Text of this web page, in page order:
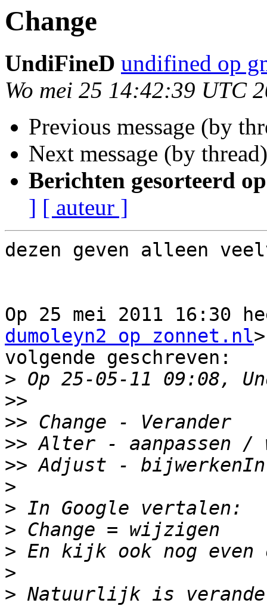
Change
UndiFineD undifined op
Wo mei 25 14:42:39 UTC
Previous message (by
Next message (by
Berichten gesorteerd
] [ auteur ]
dezen geven alleen
Op 25 mei 2011 16:30
dumoleyn2 op zonnet.nl
volgende geschreven:
>
>>
>>
>>
>>
>
>
>
>
>
> Natuurlijk is